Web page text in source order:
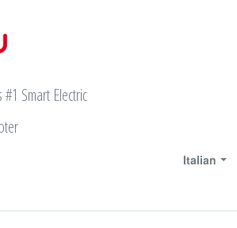
Smart Electric
Italian